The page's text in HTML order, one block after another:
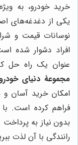
یکی از دغدغه‌های
نوسانات قیمت و
افراد دشوار شده
عنوان یک راه حل
مجموعۀ دنیای
امکان خرید آسان و
فراهم کرده است.
رانندگی با آن لذت